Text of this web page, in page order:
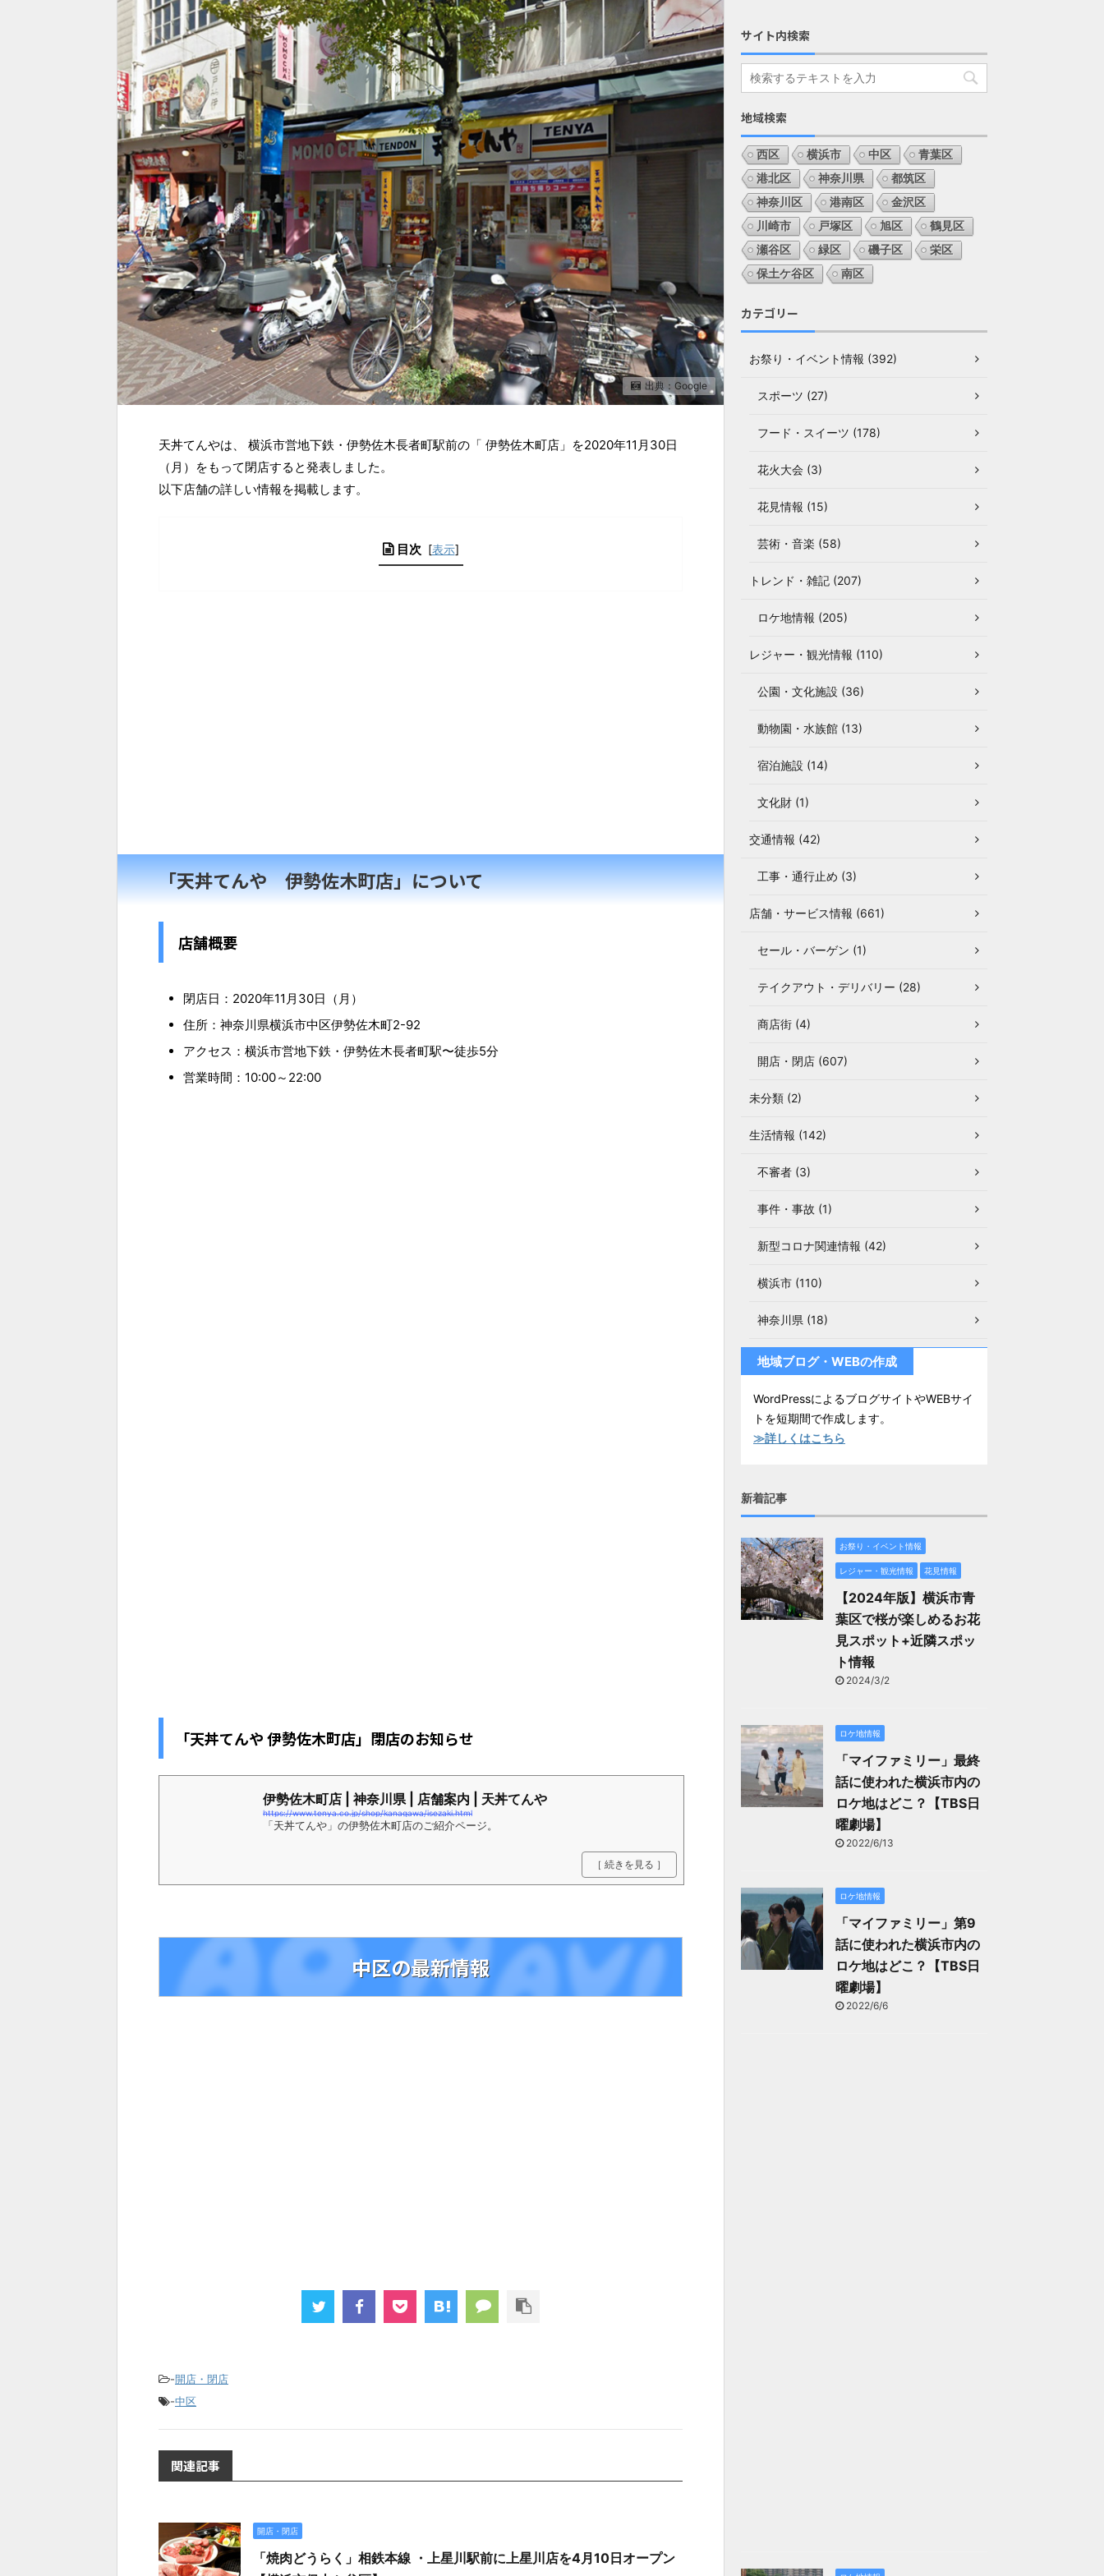
出典：Google
天丼てんやは、 横浜市営地下鉄・伊勢佐木長者町駅前の「 伊勢佐木町店」を2020年11月30日
（月）をもって閉店すると発表しました。
以下店舗の詳しい情報を掲載します。
目次 [表示]
「天丼てんや 伊勢佐木町店」について
店舗概要
閉店日：2020年11月30日（月）
住所：神奈川県横浜市中区伊勢佐木町2-92
アクセス：横浜市営地下鉄・伊勢佐木長者町駅〜徒歩5分
営業時間：10:00～22:00
「天丼てんや 伊勢佐木町店」閉店のお知らせ
伊勢佐木町店 | 神奈川県 | 店舗案内 | 天丼てんや
https://www.tenya.co.jp/shop/kanagawa/isezaki.html
「天丼てんや」の伊勢佐木町店のご紹介ページ。
［ 続きを見る ］
中区の最新情報
-開店・閉店
-中区
関連記事
開店・閉店
「焼肉どうらく」相鉄本線 ・上星川駅前に上星川店を4月10日オープン
サイト内検索
地域検索
西区 横浜市 中区
青葉区
港北区
神奈川県
都筑区
神奈川区
港南区
金沢区
川崎市
戸塚区 旭区
鶴見区
瀬谷区
緑区 磯子区
栄区
保土ケ谷区
南区
カテゴリー
お祭り・イベント情報 (392)
スポーツ (27)
フード・スイーツ (178)
花火大会 (3)
花見情報 (15)
芸術・音楽 (58)
トレンド・雑記 (207)
ロケ地情報 (205)
レジャー・観光情報 (110)
公園・文化施設 (36)
動物園・水族館 (13)
宿泊施設 (14)
文化財 (1)
交通情報 (42)
工事・通行止め (3)
店舗・サービス情報 (661)
セール・バーゲン (1)
テイクアウト・デリバリー (28)
商店街 (4)
開店・閉店 (607)
未分類 (2)
生活情報 (142)
不審者 (3)
事件・事故 (1)
新型コロナ関連情報 (42)
横浜市 (110)
神奈川県 (18)
地域ブログ・WEBの作成
WordPressによるブログサイトやWEBサイ
トを短期間で作成します。
≫詳しくはこちら
新着記事
お祭り・イベント情報
レジャー・観光情報 花見情報
【2024年版】横浜市青
葉区で桜が楽しめるお花
見スポット+近隣スポッ
ト情報
2024/3/2
ロケ地情報
「マイファミリー」最終
話に使われた横浜市内の
ロケ地はどこ？【TBS日
曜劇場】
2022/6/13
ロケ地情報
「マイファミリー」第9
話に使われた横浜市内の
ロケ地はどこ？【TBS日
曜劇場】
2022/6/6